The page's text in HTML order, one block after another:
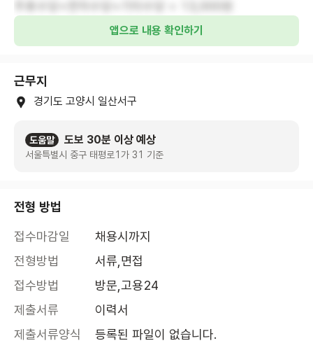
앱으로 내용 확인하기
근무지
경기도 고양시 일산서구
도움말 도보 30분 이상 예상
서울특별시 중구 태평로1가 31 기준
전형 방법
접수마감일
채용시까지
전형방법
서류,면접
접수방법
방문,고용24
제출서류
이력서
제출서류양식
등록된 파일이 없습니다.